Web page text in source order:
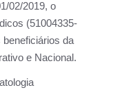
02/2019, o
(51004335-
da
e Nacional.